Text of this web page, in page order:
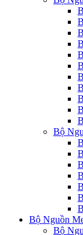
Bộ
Bộ Nguồn
Bộ